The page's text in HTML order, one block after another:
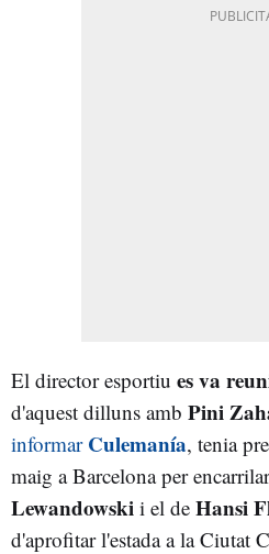
El director esportiu es va
d'aquest dilluns amb Pini
informar Culemanía, tenia
maig a Barcelona per
Lewandowski i el de Hansi
d'aprofitar l'estada a la Ciutat